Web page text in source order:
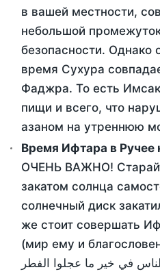
в вашей местности,
небольшой
безопасности. Однако
время Сухура
Фаджра. То есть
пищи и всего, что
азаном на утреннюю
Время Ифтара в Ручее
ОЧЕНЬ ВАЖНО!
закатом солнца
солнечный диск
же стоит совершать
(мир ему и
في خير ما عجلوا الفطر